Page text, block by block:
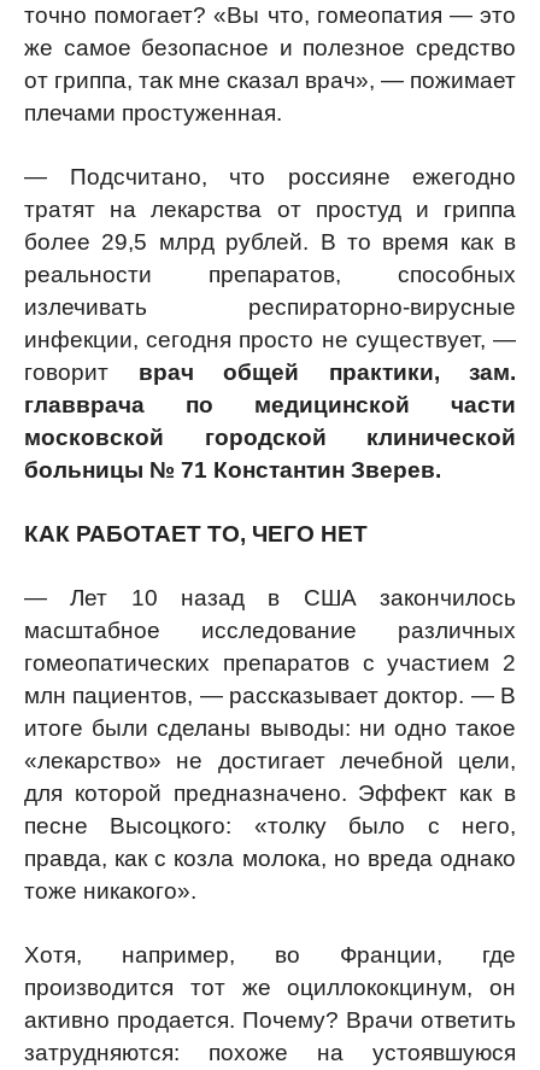
точно помогает? «Вы что, гомеопатия — это
же самое безопасное и полезное средство
от гриппа, так мне сказал врач», — пожимает
плечами простуженная.
— Подсчитано, что россияне ежегодно
тратят на лекарства от простуд и гриппа
более 29,5 млрд рублей. В то время как в
реальности препаратов, способных
излечивать респираторно-вирусные
инфекции, сегодня просто не существует, —
говорит врач общей практики, зам.
главврача по медицинской части
московской городской клинической
больницы № 71 Константин Зверев.
КАК РАБОТАЕТ ТО, ЧЕГО НЕТ
— Лет 10 назад в США закончилось
масштабное исследование различных
гомеопатических препаратов с участием 2
млн пациентов, — рассказывает доктор. — В
итоге были сделаны выводы: ни одно такое
«лекарство» не достигает лечебной цели,
для которой предназначено. Эффект как в
песне Высоцкого: «толку было с него,
правда, как с козла молока, но вреда однако
тоже никакого».
Хотя, например, во Франции, где
производится тот же оциллококцинум, он
активно продается. Почему? Врачи ответить
затрудняются: похоже на устоявшуюся